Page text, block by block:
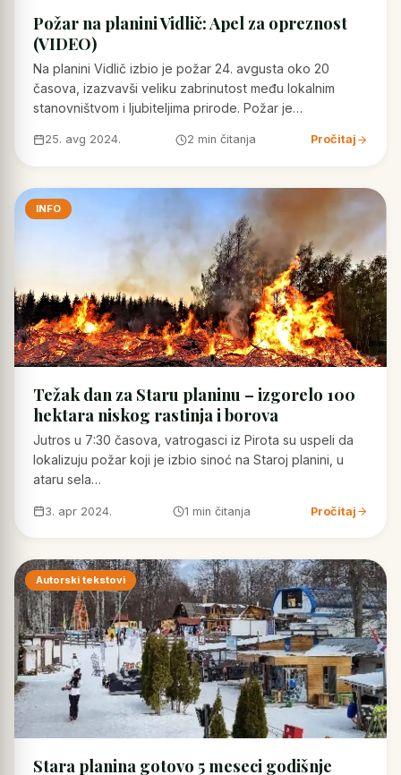
Požar na planini Vidlič: Apel za opreznost
(VIDEO)
Na planini Vidlič izbio je požar 24. avgusta oko 20
časova, izazvavši veliku zabrinutost među lokalnim
stanovništvom i ljubiteljima prirode. Požar je…
25. avg 2024. 2 min čitanja Pročitaj
INFO
Težak dan za Staru planinu – izgorelo 100
hektara niskog rastinja i borova
Jutros u 7:30 časova, vatrogasci iz Pirota su uspeli da
lokalizuju požar koji je izbio sinoć na Staroj planini, u
ataru sela…
3. apr 2024. 1 min čitanja Pročitaj
Autorski tekstovi
Stara planina gotovo 5 meseci godišnje